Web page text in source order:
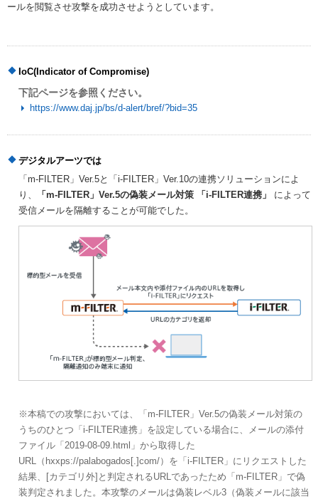
ールを閲覧させ攻撃を成功させようとしています。
IoC(Indicator of Compromise)
下記ページを参照ください。
https://www.daj.jp/bs/d-alert/bref/?bid=35
デジタルアーツでは
「m-FILTER」Ver.5と「i-FILTER」Ver.10の連携ソリューションによ
り、
「m-FILTER」Ver.5の偽装メール対策 「i-FILTER連携」 によって
受信メールを隔離することが可能でした。
※本稿での攻撃においては、「m-FILTER」Ver.5の偽装メール対策の
うちのひとつ「i-FILTER連携」を設定している場合に、メールの添付
ファイル「2019-08-09.html」から取得した
URL（hxxps://palabogados[.]com/）を「i-FILTER」にリクエストした
結果、[カテゴリ外]と判定されるURLであったため「m-FILTER」で偽
装判定されました。本攻撃のメールは偽装レベル3（偽装メールに該当